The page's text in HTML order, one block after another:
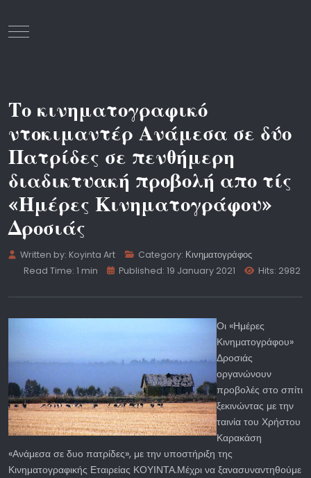
Mobile Menu Toggle
Το κινηματογραφικό
ντοκιμαντέρ Ανάμεσα σε δύο
Πατρίδες σε πενθήμερη
διαδικτυακή προβολή απο τίς
«Ημέρες Κινηματογράφου»
Δροσιάς
Written by: Koyinta Art Category: Κινηματογράφος
Read Time: 1 min
Published: 19 January 2021 Hits: 2982
Οι «Ημέρες
Κινηματογράφου»
Δροσιάς
οργανώνουν
προβολές στο σπίτι
ξεκινώντας με την
ταινία του Χρήστου
Καρακάση
«Ανάμεσα σε δυο πατρίδες», με την υποστήριξη της
Κινηματογραφικής Εταιρείας ΚΟΥΙΝΤΑ.Μέχρι να ξανασυναντηθούμε